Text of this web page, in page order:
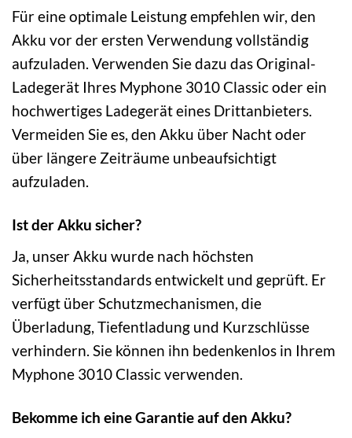
Für eine optimale Leistung empfehlen wir, den
Akku vor der ersten Verwendung vollständig
aufzuladen. Verwenden Sie dazu das Original-
Ladegerät Ihres Myphone 3010 Classic oder ein
hochwertiges Ladegerät eines Drittanbieters.
Vermeiden Sie es, den Akku über Nacht oder
über längere Zeiträume unbeaufsichtigt
aufzuladen.
Ist der Akku sicher?
Ja, unser Akku wurde nach höchsten
Sicherheitsstandards entwickelt und geprüft. Er
verfügt über Schutzmechanismen, die
Überladung, Tiefentladung und Kurzschlüsse
verhindern. Sie können ihn bedenkenlos in Ihrem
Myphone 3010 Classic verwenden.
Bekomme ich eine Garantie auf den Akku?